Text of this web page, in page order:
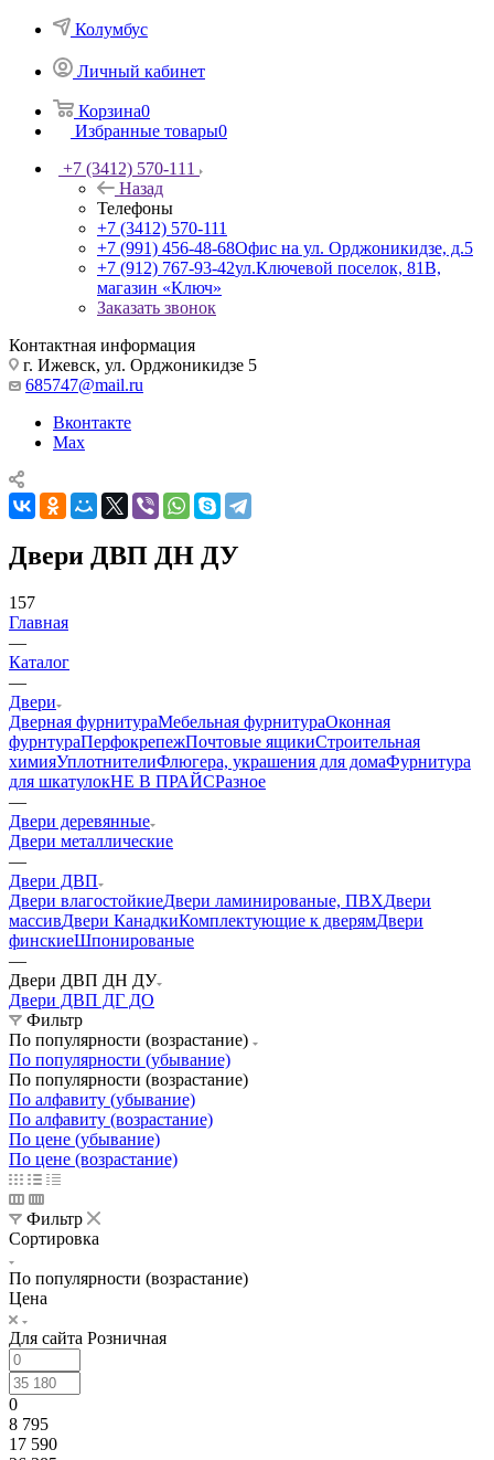
Колумбус
Личный кабинет
Корзина0
Избранные товары0
+7 (3412) 570-111
Назад
Телефоны
+7 (3412) 570-111
+7 (991) 456-48-68Офис на ул. Орджоникидзе, д.5
+7 (912) 767-93-42ул.Ключевой поселок, 81В,
магазин «Ключ»
Заказать звонок
Контактная информация
г. Ижевск, ул. Орджоникидзе 5
685747@mail.ru
Вконтакте
Max
Двери ДВП ДН ДУ
157
Главная
—
Каталог
—
Двери
Дверная фурнитураМебельная фурнитураОконная
фурнтураПерфокрепежПочтовые ящикиСтроительная
химияУплотнителиФлюгера, украшения для домаФурнитура
для шкатулокНЕ В ПРАЙСРазное
—
Двери деревянные
Двери металлические
—
Двери ДВП
Двери влагостойкиеДвери ламинированые, ПВХДвери
массивДвери КанадкиКомплектующие к дверямДвери
финскиеШпонированые
—
Двери ДВП ДН ДУ
Двери ДВП ДГ ДО
Фильтр
По популярности (возрастание)
По популярности (убывание)
По популярности (возрастание)
По алфавиту (убывание)
По алфавиту (возрастание)
По цене (убывание)
По цене (возрастание)
Фильтр
Сортировка
По популярности (возрастание)
Цена
Для сайта Розничная
0
8 795
17 590